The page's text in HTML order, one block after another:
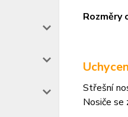
Rozměry
Střešní
Nosiče se